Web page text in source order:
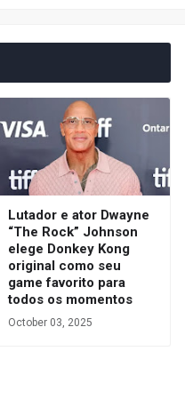
Lutador e ator Dwayne
“The Rock” Johnson
elege Donkey Kong
original como seu
game favorito para
todos os momentos
October 03, 2025